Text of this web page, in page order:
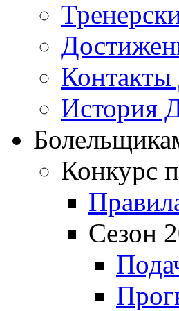
Конкурс
Сезон